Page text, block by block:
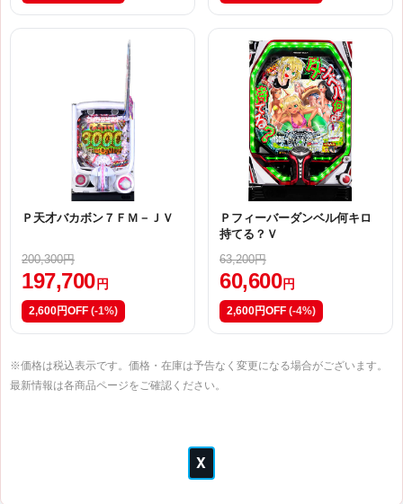
Ｐ天才バカボン７ＦＭ－ＪＶ
200,300円
197,700円
2,600円OFF (-1%)
Ｐフィーバーダンベル何キロ
持てる？Ｖ
63,200円
60,600円
2,600円OFF (-4%)
※価格は税込表示です。価格・在庫は予告なく変更になる場合がございます。
最新情報は各商品ページをご確認ください。